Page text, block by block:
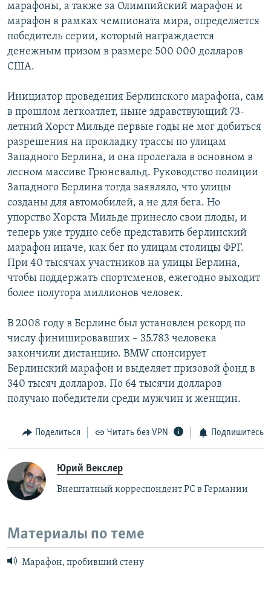
марафоны, а также за Олимпийский марафон и
марафон в рамках чемпионата мира, определяется
победитель серии, который награждается
денежным призом в размере 500 000 долларов
США.
Инициатор проведения Берлинского марафона, сам
в прошлом легкоатлет, ныне здравствующий 73-
летний Хорст Мильде первые годы не мог добиться
разрешения на прокладку трассы по улицам
Западного Берлина, и она пролегала в основном в
лесном массиве Грюневальд. Руководство полиции
Западного Берлина тогда заявляло, что улицы
созданы для автомобилей, а не для бега. Но
упорство Хорста Мильде принесло свои плоды, и
теперь уже трудно себе представить берлинский
марафон иначе, как бег по улицам столицы ФРГ.
При 40 тысячах участников на улицы Берлина,
чтобы поддержать спортсменов, ежегодно выходит
более полутора миллионов человек.
В 2008 году в Берлине был установлен рекорд по
числу финишировавших – 35.783 человека
закончили дистанцию. BMW спонсирует
Берлинский марафон и выделяет призовой фонд в
340 тысяч долларов. По 64 тысячи долларов
получаю победители среди мужчин и женщин.
Поделиться Читать без VPN Подпишитесь
Юрий Векслер
Внештатный корреспондент РС в Германии
Материалы по теме
Марафон, пробивший стену